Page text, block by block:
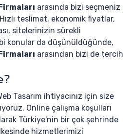
arasında bizi seçmeniz
teslimat, ekonomik fiyatlar,
sitelerinizin sürekli
konular da düşünüldüğünde,
arasından bizi de tercih
Tasarım ihtiyacınız için size
Online çalışma koşulları
Türkiye'nin bir çok şehrinde
hizmetlerimizi